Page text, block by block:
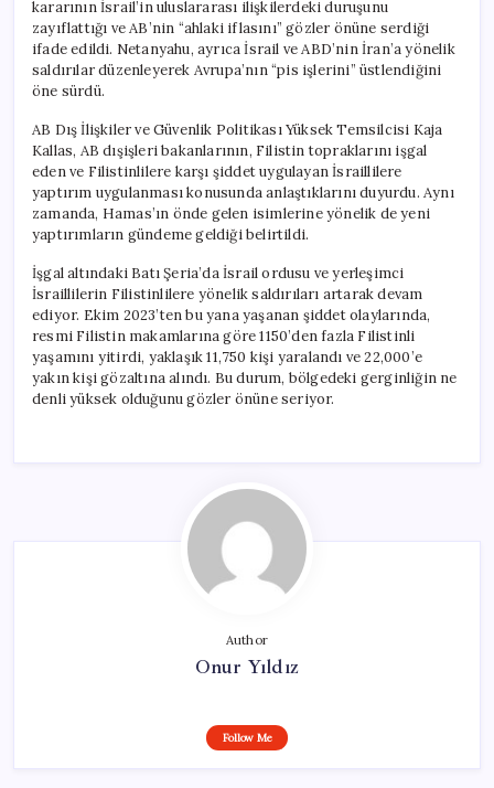
kararının İsrail’in uluslararası ilişkilerdeki duruşunu
zayıflattığı ve AB’nin “ahlaki iflasını” gözler önüne serdiği
ifade edildi. Netanyahu, ayrıca İsrail ve ABD’nin İran’a yönelik
saldırılar düzenleyerek Avrupa’nın “pis işlerini” üstlendiğini
öne sürdü.
AB Dış İlişkiler ve Güvenlik Politikası Yüksek Temsilcisi Kaja
Kallas, AB dışişleri bakanlarının, Filistin topraklarını işgal
eden ve Filistinlilere karşı şiddet uygulayan İsraillilere
yaptırım uygulanması konusunda anlaştıklarını duyurdu. Aynı
zamanda, Hamas’ın önde gelen isimlerine yönelik de yeni
yaptırımların gündeme geldiği belirtildi.
İşgal altındaki Batı Şeria’da İsrail ordusu ve yerleşimci
İsraillilerin Filistinlilere yönelik saldırıları artarak devam
ediyor. Ekim 2023’ten bu yana yaşanan şiddet olaylarında,
resmi Filistin makamlarına göre 1150’den fazla Filistinli
yaşamını yitirdi, yaklaşık 11,750 kişi yaralandı ve 22,000’e
yakın kişi gözaltına alındı. Bu durum, bölgedeki gerginliğin ne
denli yüksek olduğunu gözler önüne seriyor.
Author
Onur Yıldız
Follow Me